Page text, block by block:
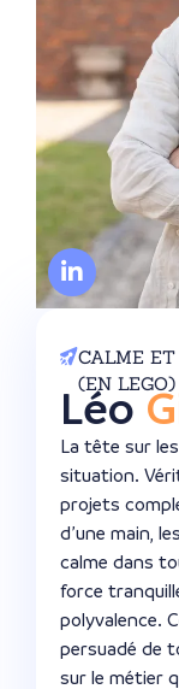
CALME
(EN LEGO)
Léo
La tête sur les
situation.
projets
d’une main,
calme dans
force
polyvalence.
persuadé de
sur le métier